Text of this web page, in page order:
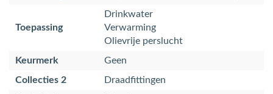
Toepassing
Drinkwater
Verwarming
Olievrije perslucht
Keurmerk
Geen
Collecties 2
Draadfittingen